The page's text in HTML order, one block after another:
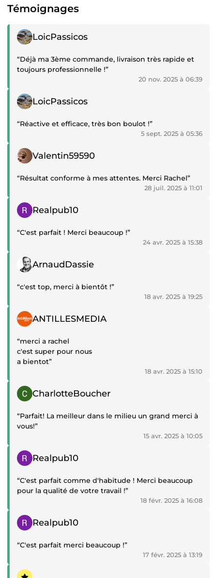
Témoignages
Témoignage positif
LoicPassicos
“Déjà ma 3ème commande, livraison très rapide et
toujours professionnelle !”
20 nov. 2025 à 06:39
Témoignage positif
LoicPassicos
“Réactive et efficace, très bon boulot !”
5 sept. 2025 à 05:36
Témoignage positif
Valentin59590
“Résultat conforme à mes attentes. Merci Rachel”
28 juil. 2025 à 11:01
Témoignage positif
Realpub10
“C'est parfait ! Merci beaucoup !”
24 avr. 2025 à 15:38
Témoignage positif
ArnaudDassie
“c'est top, merci à bientôt !”
18 avr. 2025 à 19:25
Témoignage positif
ANTILLESMEDIA
“merci a rachel
c'est super pour nous
a bientot”
18 avr. 2025 à 15:10
Témoignage positif
CharlotteBoucher
“Parfait! La meilleur dans le milieu un grand merci à
vous!”
15 avr. 2025 à 10:05
Témoignage positif
Realpub10
“C'est parfait comme d'habitude ! Merci beaucoup
pour la qualité de votre travail !”
18 févr. 2025 à 16:08
Témoignage positif
Realpub10
“C'est parfait merci beaucoup !”
17 févr. 2025 à 13:19
Témoignage positif